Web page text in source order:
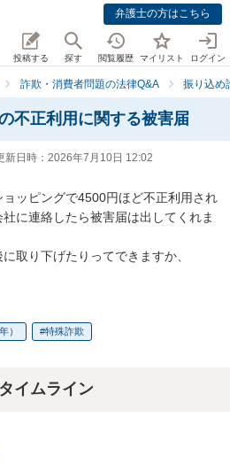
弁護士の方はこちら
投稿する 探す 閲覧履歴 マイリスト ログイン
詐欺・消費者問題の法律Q&A 振り込め
不正利用に関する被害届
新日時： 2026年7月10日 12:02
ッピングで4500円ほど不正利用され
に連絡したら被害届は出してくれま
取り下げたりってできますか、
） 特殊詐欺
イムライン